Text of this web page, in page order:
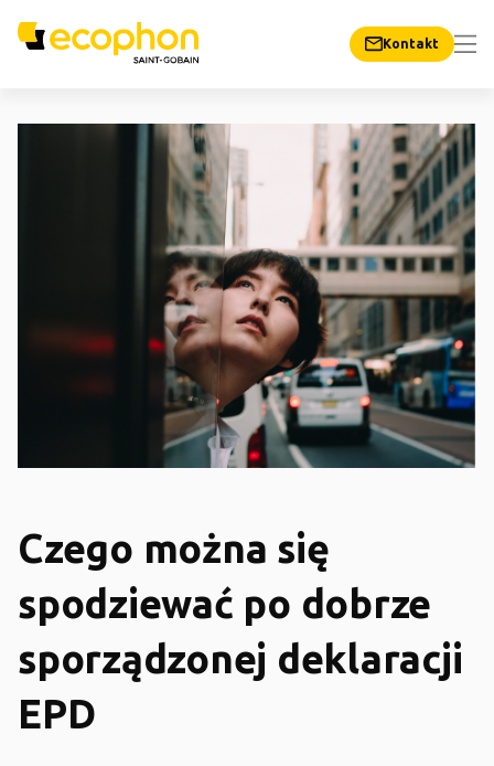
Kontakt
Czego można się
spodziewać po dobrze
sporządzonej deklaracji
EPD